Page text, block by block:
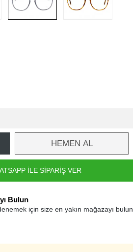
HEMEN AL
İLE SİPARİŞ VER
Bulun
için size en yakın mağazayı bulun.